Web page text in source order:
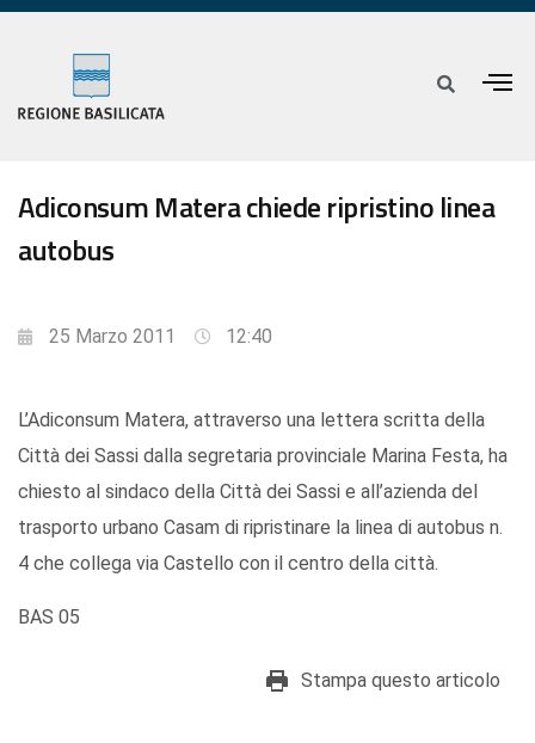
Adiconsum Matera chiede ripristino linea
autobus
25 Marzo 2011 12:40
L’Adiconsum Matera, attraverso una lettera scritta della
Città dei Sassi dalla segretaria provinciale Marina Festa, ha
chiesto al sindaco della Città dei Sassi e all’azienda del
trasporto urbano Casam di ripristinare la linea di autobus n.
4 che collega via Castello con il centro della città.
BAS 05
Stampa questo articolo